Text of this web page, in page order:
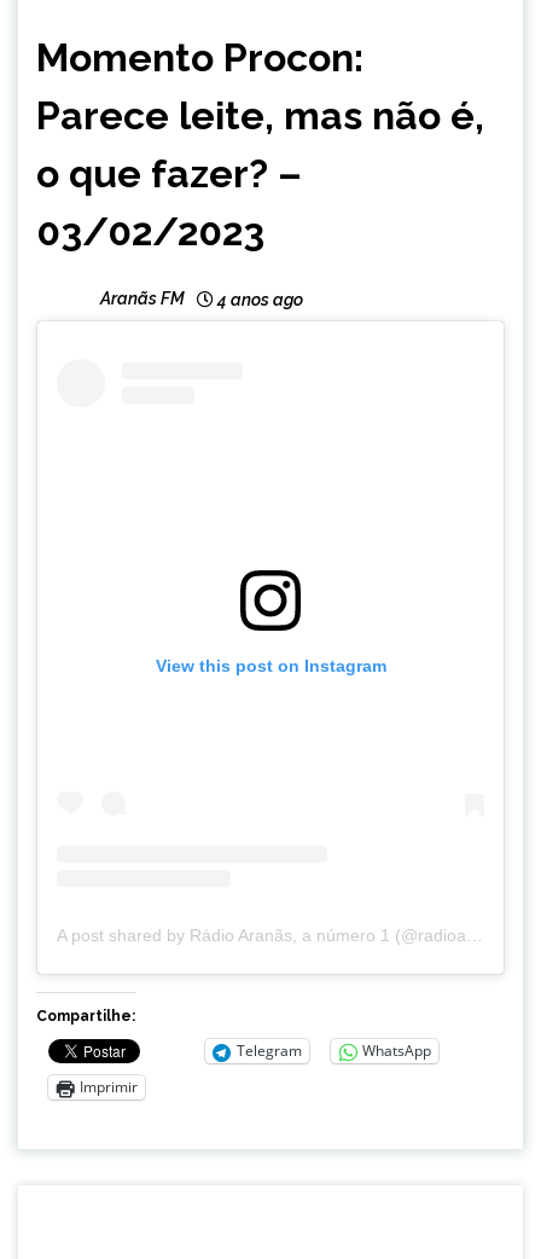
NOTÍCIAS
Momento Procon:
Parece leite, mas não é,
o que fazer? –
03/02/2023
Aranãs FM 4 anos ago
View this post on Instagram
Compartilhe:
Telegram
WhatsApp
Imprimir